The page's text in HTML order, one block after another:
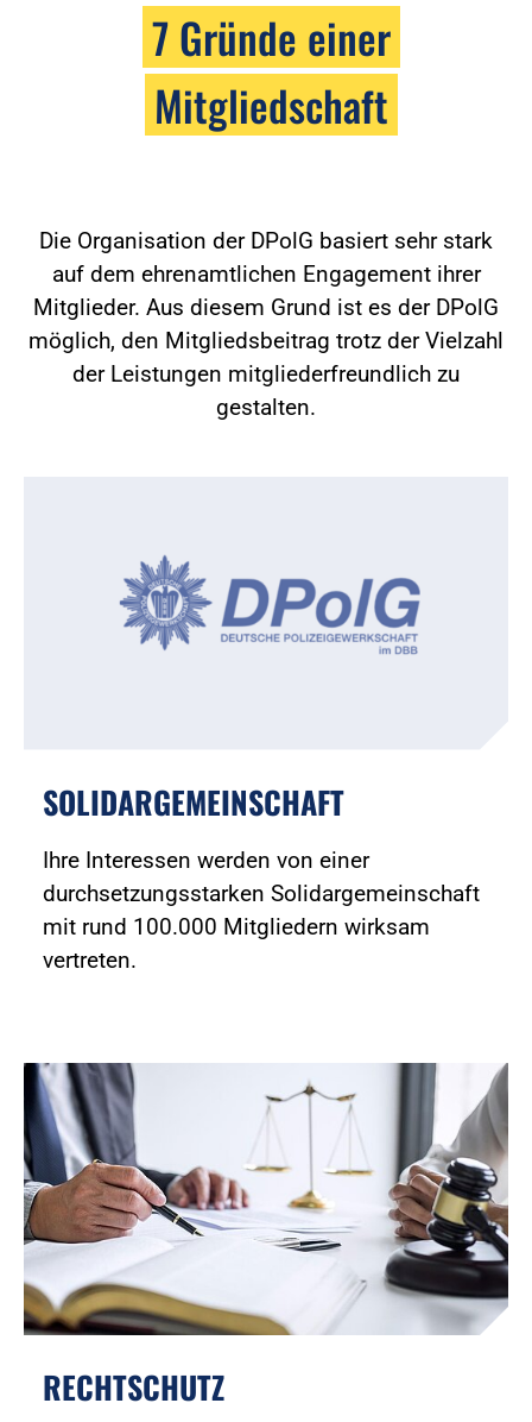
7 Gründe einer
Mitgliedschaft
Die Organisation der DPolG basiert sehr stark
auf dem ehrenamtlichen Engagement ihrer
Mitglieder. Aus diesem Grund ist es der DPolG
möglich, den Mitgliedsbeitrag trotz der Vielzahl
der Leistungen mitgliederfreundlich zu
gestalten.
SOLIDARGEMEINSCHAFT
Ihre Interessen werden von einer
durchsetzungsstarken Solidargemeinschaft
mit rund 100.000 Mitgliedern wirksam
vertreten.
RECHTSCHUTZ